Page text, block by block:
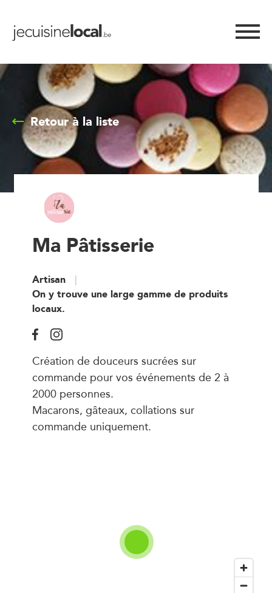
Retour à la liste
Ma Pâtisserie
Artisan
On y trouve une large gamme de produits
locaux.
Création de douceurs sucrées sur
commande pour vos événements de 2 à
2000 personnes.
Macarons, gâteaux, collations sur
commande uniquement.